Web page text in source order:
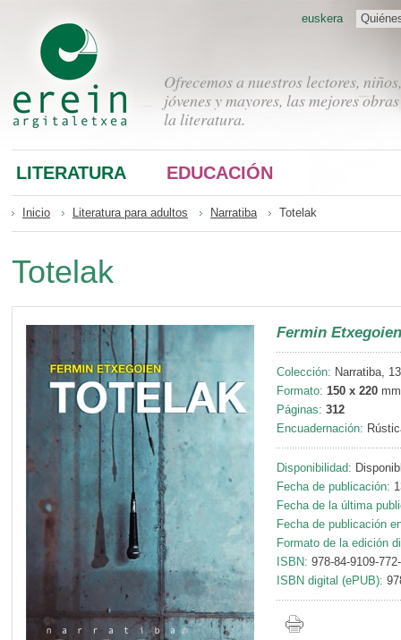
Ofrecemos a nuestros lectores, niños,
jóvenes y mayores, las mejores
la literatura.
euskera
LITERATURA EDUCACIÓN
Inicio Literatura para adultos Narratiba Totelak
Totelak
Fermin Etxegoien
Colección: Narratiba,
Formato: 150 x 220 mm
Páginas: 312
Encuadernación:
Disponibilidad:
Fecha de publicación:
Fecha de la última
Fecha de publicación
Formato de la edición
ISBN: 978-84-9109-
ISBN digital (ePUB):